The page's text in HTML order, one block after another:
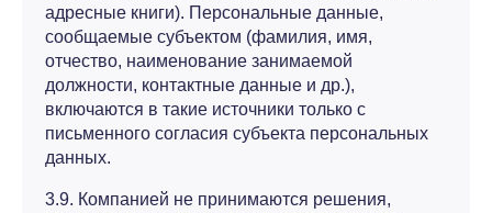
адресные книги). Персональные данные,
сообщаемые субъектом (фамилия, имя,
отчество, наименование занимаемой
должности, контактные данные и др.),
включаются в такие источники только с
письменного согласия субъекта персональных
данных.
3.9. Компанией не принимаются решения,